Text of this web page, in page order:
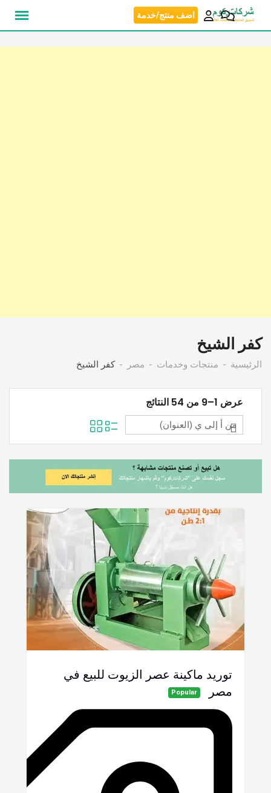
انتقل
اضف منتج/خدمة
كفر الشيخ
الرئيسية منتجات وخدمات مصر كفر الشيخ
عرض 1–9 من 54 النتائج
توريد ماكينة عصر الزيوت للبيع في
مصر
Popular